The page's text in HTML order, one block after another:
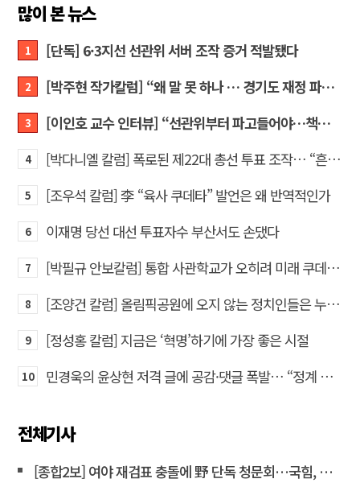
많이 본 뉴스
1 [단독] 6·3지선 선관위 서버 조작 증거 적발됐다
2 [박주현 작가칼럼] “왜 말 못 하나 … 경기도 재정 파탄의 진짜 원인을”
3 [이인호 교수 인터뷰] “선관위부터 파고들어야…책임자 직접 고발하라”
4 [박다니엘 칼럼] 폭로된 제22대 총선 투표 조작… “흔들리는 가짜 국회의원들”
5 [조우석 칼럼] 李 “육사 쿠데타” 발언은 왜 반역적인가
6 이재명 당선 대선 투표자수 부산서도 손댔다
7 [박필규 안보칼럼] 통합 사관학교가 오히려 미래 쿠데타의 통로가 되는 이유
8 [조양건 칼럼] 올림픽공원에 오지 않는 정치인들은 누구인가
9 [정성홍 칼럼] 지금은 ‘혁명’하기에 가장 좋은 시절
10 민경욱의 윤상현 저격 글에 공감·댓글 폭발… “정계 퇴출” 목소리도
전체기사
[종합2보] 여야 재검표 충돌에 野 단독 청문회…국힘, 전산조작 질타<연합뉴스>